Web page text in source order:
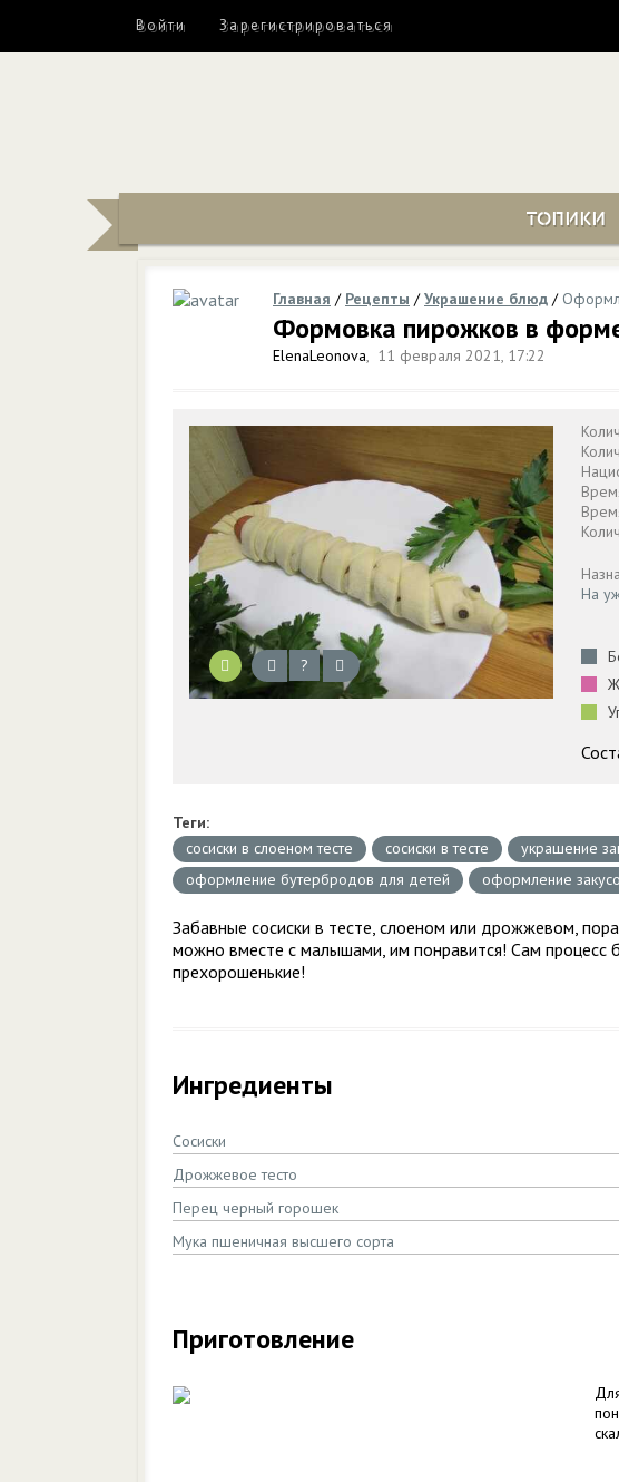
Войти Зарегистрироваться
ТОПИКИ
Главная / Рецепты /Украшение блюд /
Формовка пирожков в
ElenaLeonova, 11 февраля 2021, 17:22
?
На
Теги:
сосиски в слоеном тесте
сосиски в тесте украшение
оформление бутербродов для детей
оформление
Забавные сосиски в тесте, слоеном или дрожжевом,
можно вместе с малышами, им понравится! Сам процесс
прехорошенькие!
Ингредиенты
Сосиски
Дрожжевое тесто
Перец черный горошек
Мука пшеничная высшего сорта
Приготовление